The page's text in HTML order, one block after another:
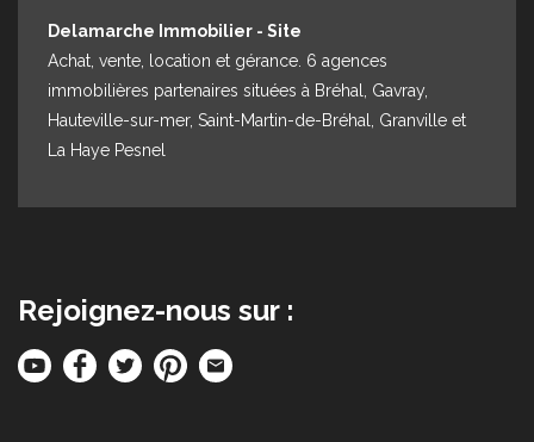
Delamarche Immobilier - Site
Achat, vente, location et gérance. 6 agences
immobilières partenaires situées à Bréhal, Gavray,
Hauteville-sur-mer, Saint-Martin-de-Bréhal, Granville et
La Haye Pesnel
Rejoignez-nous sur :